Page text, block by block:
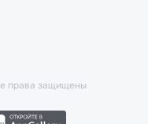
права защищены